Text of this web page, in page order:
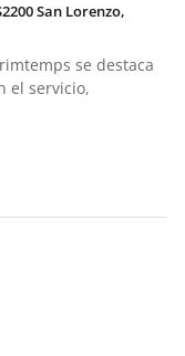
San Lorenzo,
se destaca
el servicio,